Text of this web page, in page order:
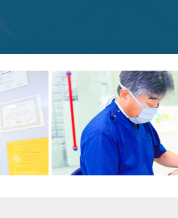
多種のインプラントの取り扱い
麻酔医による鎮静管理
種々の骨造成法に対応
種々の歯肉粘膜手術への対応
以上が高山歯科室で患者さんが
ラント治療を受けていただける